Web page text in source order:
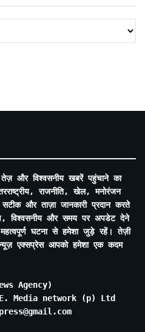
और विश्वसनीय खबरें पहुंचाने का
राजनीति, खेल, मनोरंजन
सटीक और ताज़ा जानकारी प्रदान करते
विश्वसनीय और समय पर अपडेट देने
घटना से हमेशा जुड़े रहें। तेज़ी
एक्सप्रेस आपको हमेशा एक कदम
Agency)
Media network (p) Ltd